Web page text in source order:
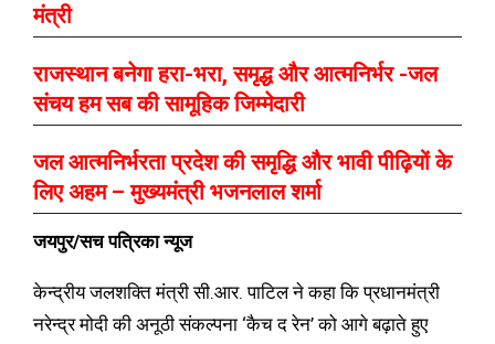
मंत्री
राजस्थान बनेगा हरा-भरा, समृद्ध और आत्मनिर्भर -जल
संचय हम सब की सामूहिक जिम्मेदारी
जल आत्मनिर्भरता प्रदेश की समृद्धि और भावी पीढ़ियों के
लिए अहम – मुख्यमंत्री भजनलाल शर्मा
जयपुर/सच पत्रिका न्यूज
केन्द्रीय जलशक्ति मंत्री सी.आर. पाटिल ने कहा कि प्रधानमंत्री
नरेन्द्र मोदी की अनूठी संकल्पना ‘कैच द रेन’ को आगे बढ़ाते हुए